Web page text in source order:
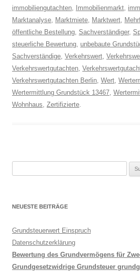
immobiliengutachten Immobilienmarkt
Marktanalyse Marktmiete Marktwert
öffentliche Bestellung Sachverständiger,
steuerliche Bewertung unbebaute
Sachverständige Verkehrswert
Verkehrswertgutachten
Verkehrswertgutachten Berlin Wert
Wertermittlung Grundstück 13467
Wohnhaus Zertifizierte
nach:
NEUESTE BEITRÄGE
Grundsteuerwert Einspruch
Datenschutzerklärung
Bewertung des Grundvermögens für
Grundgesetzwidrige Grundsteuer